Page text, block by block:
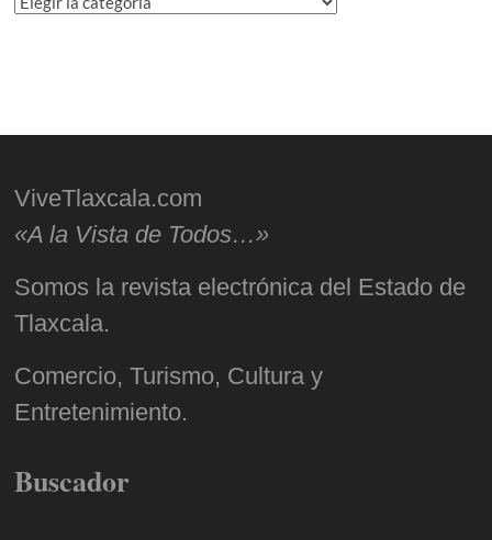
ViveTlaxcala.com
«A la Vista de Todos…»
Somos la revista electrónica del Estado de
Tlaxcala.
Comercio, Turismo, Cultura y
Entretenimiento.
Buscador